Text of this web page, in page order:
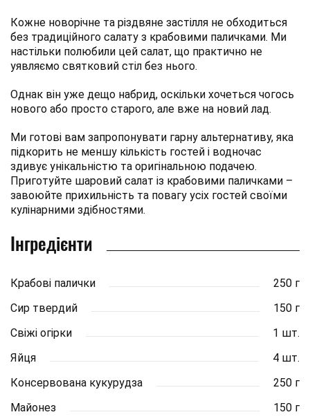
Кожне новорічне та різдвяне застілля не обходиться
без традиційного салату з крабовими паличками. Ми
настільки полюбили цей салат, що практично не
уявляємо святковий стіл без нього.
Однак він уже дещо набрид, оскільки хочеться чогось
нового або просто старого, але вже на новий лад.
Ми готові вам запропонувати гарну альтернативу, яка
підкорить не меншу кількість гостей і водночас
здивує унікальністю та оригінальною подачею.
Приготуйте шаровий салат із крабовими паличками –
завоюйте прихильність та повагу усіх гостей своїми
кулінарними здібностями.
Інгредієнти
Крабові палички
250 г
Сир твердий
150 г
Свіжі огірки
1 шт.
Яйця
4 шт.
Консервована кукурудза
250 г
Майонез
150 г